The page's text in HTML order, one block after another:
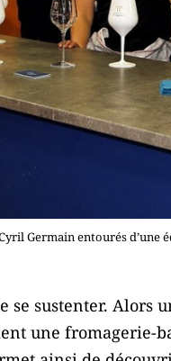
Germain entourés
se sustenter. Alors
une fromagerie-